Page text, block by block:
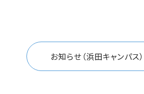
お知らせ（浜田キャンパス